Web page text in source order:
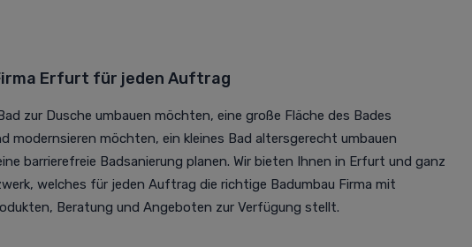
Erfurt für jeden Auftrag
zur Dusche umbauen möchten, eine große Fläche des Bades
modernsieren möchten, ein kleines Bad altersgerecht umbauen
barrierefreie Badsanierung planen. Wir bieten Ihnen in Erfurt und ganz
welches für jeden Auftrag die richtige Badumbau Firma mit
Beratung und Angeboten zur Verfügung stellt.